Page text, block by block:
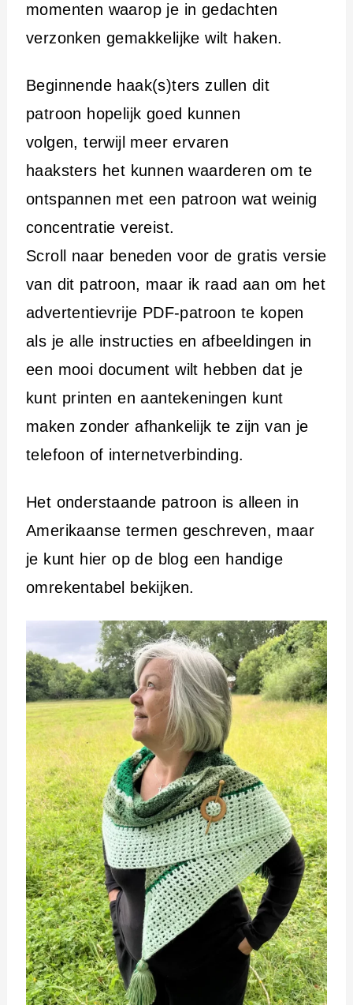
momenten waarop je in gedachten
verzonken gemakkelijke wilt haken.
Beginnende haak(s)ters zullen dit
patroon hopelijk goed kunnen
volgen, terwijl meer ervaren
haaksters het kunnen waarderen om te
ontspannen met een patroon wat weinig
concentratie vereist.
Scroll naar beneden voor de gratis versie
van dit patroon, maar ik raad aan om het
advertentievrije PDF-patroon te kopen
als je alle instructies en afbeeldingen in
een mooi document wilt hebben dat je
kunt printen en aantekeningen kunt
maken zonder afhankelijk te zijn van je
telefoon of internetverbinding.
Het onderstaande patroon is alleen in
Amerikaanse termen geschreven, maar
je kunt hier op de blog een handige
omrekentabel bekijken.